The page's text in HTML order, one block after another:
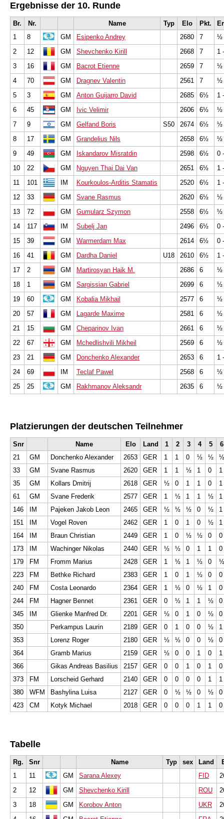
Ergebnisse der 10. Runde
Br. Nr. Name Typ Elo Pkt.
1
8 GM Esipenko Andrey 2680 7
½
2
12 GM Shevchenko Kirill 2668 7
1
3
16 GM Bacrot Etienne 2659 7
½
4
70 GM Dragnev Valentin 2561 7
½
5
3 GM Anton Guijarro David 2685 6½
1
6
45 GM Ivic Velimir 2606 6½
½
7
9 GM Gelfand Boris S50 2674 6½
½
8
17 GM Grandelius Nils 2658 6½
½
9
49 GM Iskandarov Misratdin 2598 6½
0
10
22 GM Nguyen Thai Dai Van 2651 6½
1
11
101 IM Kourkoulos-Arditis Stamatis 2520 6½
1
12
33 GM Svane Rasmus 2620 6½
½
13
72 GM Gumularz Szymon 2558 6½
½
14
117 IM Subelj Jan 2496 6½
0
15
39 GM Warmerdam Max 2614 6½
0
16
41 GM Dardha Daniel U18 2610 6½
1
17
2 GM Martirosyan Haik M. 2686 6
½
18
1 GM Sargissian Gabriel 2699 6
½
19
60 GM Kobalia Mikhail 2577 6
½
20
57 GM Lagarde Maxime 2581 6
½
21
15 GM Cheparinov Ivan 2661 6
½
22
67 GM Mchedlishvili Mikheil 2569 6
½
23
21 GM Donchenko Alexander 2653 6
1
24
69 IM Teclaf Pawel 2568 6
½
25
25 GM Rakhmanov Aleksandr 2635 6 ½
Platzierungen der deutschen Teilnehmer
Snr Name Elo Land 1 2 3 4 5
6
21
GM Donchenko Alexander 2653 GER 1 1 0 ½ ½
½
33
GM Svane Rasmus 2620 GER 1 1 ½ 1 0
1
35
GM Kollars Dmitrij 2618 GER ½ 0 1 1 0
1
61
GM Svane Frederik 2577 GER 1 ½ 1 1 ½
1
146
IM Pajeken Jakob Leon 2465 GER ½ ½ ½ 0 ½
1
151
IM Vogel Roven 2462 GER 1 0 1 0 ½
1
164
IM Braun Christian 2449 GER 1 0 ½ ½ 0
0
173
IM Wachinger Nikolas 2440 GER ½ ½ 0 1 1
0
179
FM Fromm Marius 2428 GER 1 ½ 1 ½ 0
½
223
FM Bethke Richard 2383 GER 1 0 1 ½ 0
0
240
FM Costa Leonardo 2364 GER 1 ½ 0 ½ 1
0
244
FM Hagner Bennet 2361 GER 0 ½ 1 1 ½
0
345
IM Glienke Manfred Dr. 2201 GER ½ 0 1 0 ½
0
350
Perkampus Laurin 2189 GER 0 1 0 0 ½
1
353
Lorenz Roger 2180 GER ½ ½ 0 0 ½
0
364
Gramb Marius 2159 GER ½ 0 0 1 0
1
366
Gikas Andreas Basilius 2157 GER 0 0 1 0 1
0
373
FM Lorscheid Gerhard 2140 GER 0 0 0 0 1
1
380
WFM Bashylina Luisa 2127 GER 0 ½ ½ 0 ½
0
423
CM Kotyk Michael 2018 GER 0 0 0 1 1 0
Tabelle
Rg. Snr Name Typ sex Land
1
11 GM Sarana Alexey FID
2
12 GM Shevchenko Kirill ROU
3
18 GM Korobov Anton UKR